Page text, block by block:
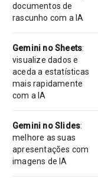
documentos de
rascunho com a IA
Gemini no Sheets:
visualize dados e
aceda a estatísticas
mais rapidamente
com a IA
Gemini no Slides:
melhore as suas
apresentações com
imagens de IA